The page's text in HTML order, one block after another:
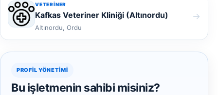
VETERINER
Kafkas Veteriner Kliniği (Altınordu)
Altınordu, Ordu
→
PROFIL YÖNETIMI
Bu işletmenin sahibi misiniz?